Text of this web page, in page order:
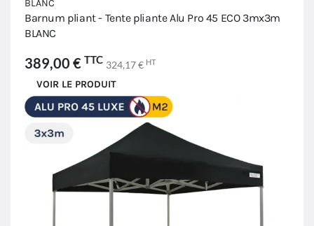
Barnum pliant - Tente pliante Alu Pro 45 ECO 3mx3m
BLANC
389,00 € TTC 324,17 € HT
VOIR LE PRODUIT